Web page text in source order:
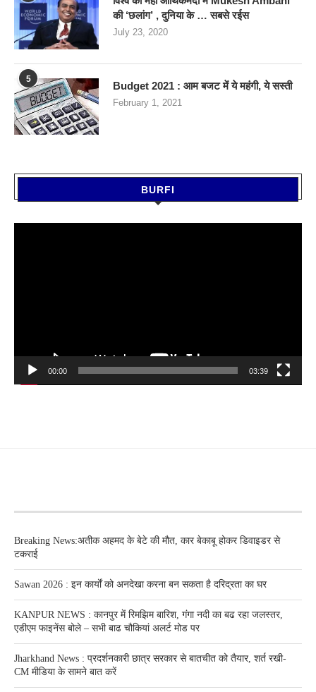
की ‘छलांग’ , दुनिया के … सबसे रईस
July 23, 2020
5
Budget 2021 : आम बजट में ये महंगी, ये सस्‍ती
February 1, 2021
BURFI
00:00 03:39
Breaking News:अतीक अहमद के बेटे की मौत, कार बेकाबू होकर डिवाइडर से
टकराई
Sawan 2026 : इन कार्यों को अनदेखा करना बन सकता है दरिद्रता का घर
KANPUR NEWS : कानपुर में रिमझिम बारिश, गंगा नदी का बढ रहा जलस्तर,
एडीएम फाइनेंस बोले – सभी बाढ चौकियां अलर्ट मोड पर
Jharkhand News : प्रदर्शनकारी छात्र सरकार से बातचीत को तैयार, शर्त रखी-
CM मीडिया के सामने बात करें